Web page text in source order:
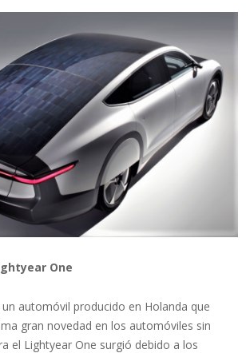
One
automóvil producido en Holanda que
gran novedad en los automóviles sin
el Lightyear One surgió debido a los